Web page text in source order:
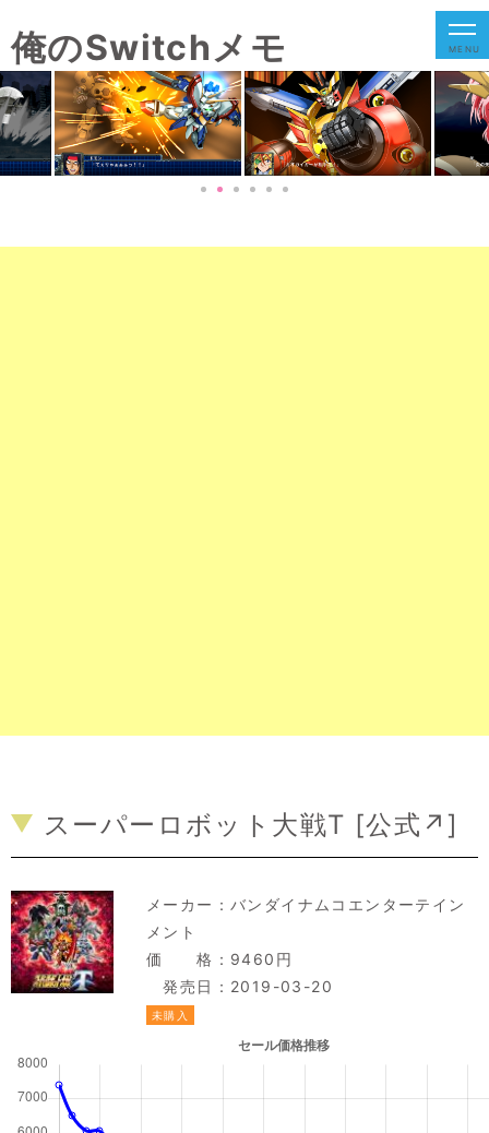
俺のSwitchメモ MENU
スーパーロボット大戦T [公式↗]
メーカー： バンダイナムコエンターテイン
メント
価 格：9460円
発売日：2019-03-20
未購入